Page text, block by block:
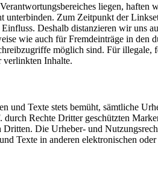
liegen,
Zum Zeitpunkt der
Deshalb distanzieren wir uns
wie auch für Fremdeinträge in den
möglich sind. Für illegale,
verlinkten Inhalte.
Texte stets bemüht, sämtliche
Rechte Dritter geschützten
Die Urheber- und
Texte in anderen elektronischen